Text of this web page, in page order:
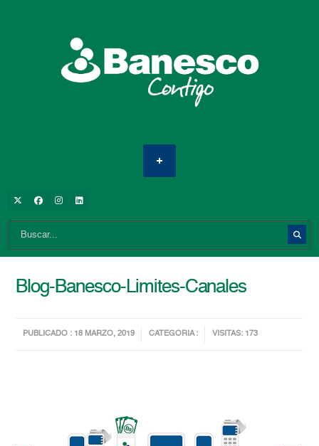
Blog-Banesco-Limites-Canales
PUBLICADO : 18 MARZO, 2019 CATEGORIA : VISITAS: 173